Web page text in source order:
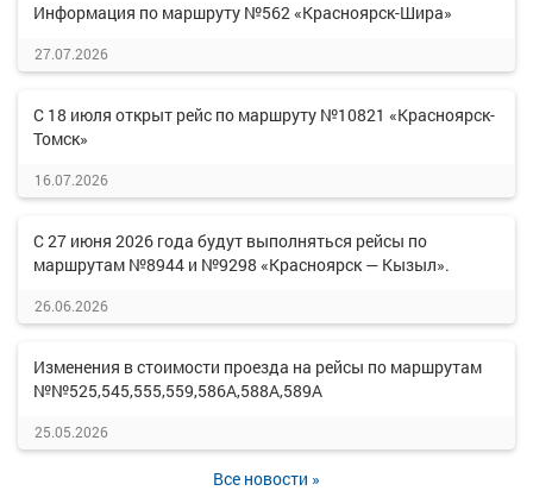
Информация по маршруту №562 «Красноярск-Шира»
27.07.2026
С 18 июля открыт рейс по маршруту №10821 «Красноярск-
Томск»
16.07.2026
С 27 июня 2026 года будут выполняться рейсы по
маршрутам №8944 и №9298 «Красноярск — Кызыл».
26.06.2026
Изменения в стоимости проезда на рейсы по маршрутам
№№525,545,555,559,586А,588А,589А
25.05.2026
Все новости »